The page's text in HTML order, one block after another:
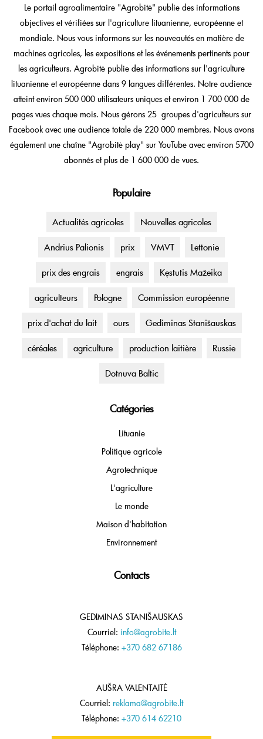
Le portail agroalimentaire "Agrobitė" publie des informations
objectives et vérifiées sur l'agriculture lituanienne, européenne et
mondiale. Nous vous informons sur les nouveautés en matière de
machines agricoles, les expositions et les événements pertinents pour
les agriculteurs. Agrobitė publie des informations sur l'agriculture
lituanienne et européenne dans 9 langues différentes. Notre audience
atteint environ 500 000 utilisateurs uniques et environ 1 700 000 de
pages vues chaque mois. Nous gérons 25 groupes d'agriculteurs sur
Facebook avec une audience totale de 220 000 membres. Nous avons
également une chaîne "Agrobitė play" sur YouTube avec environ 5700
abonnés et plus de 1 600 000 de vues.
Populaire
Actualités agricoles Nouvelles agricoles
Andrius Palionis prix VMVT Lettonie
prix des engrais engrais Kęstutis Mažeika
agriculteurs Pologne Commission européenne
prix d'achat du lait ours Gediminas Stanišauskas
céréales agriculture production laitière Russie
Dotnuva Baltic
Catégories
Lituanie
Politique agricole
Agrotechnique
L'agriculture
Le monde
Maison d'habitation
Environnement
Contacts
GEDIMINAS STANIŠAUSKAS
Courriel: info@agrobite.lt
Téléphone: +370 682 67186
AUŠRA VALENTAITĖ
Courriel: reklama@agrobite.lt
Téléphone: +370 614 62210